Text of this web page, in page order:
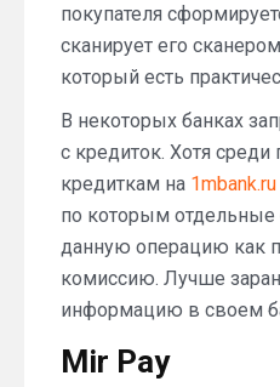
покупателя
сканирует его
который есть
В некоторых банках
с кредиток. Хотя
кредиткам на 1mbank.ru
по которым
данную операцию как
комиссию. Лучше
информацию в своем
Mir Pay